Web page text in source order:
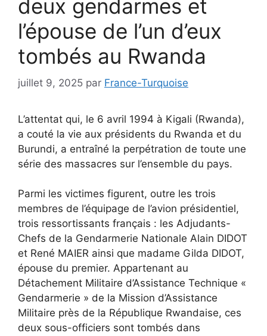
deux gendarmes et
l’épouse de l’un d’eux
tombés au Rwanda
juillet 9, 2025 par France-Turquoise
L’attentat qui, le 6 avril 1994 à Kigali (Rwanda),
a couté la vie aux présidents du Rwanda et du
Burundi, a entraîné la perpétration de toute une
série des massacres sur l’ensemble du pays.
Parmi les victimes figurent, outre les trois
membres de l’équipage de l’avion présidentiel,
trois ressortissants français : les Adjudants-
Chefs de la Gendarmerie Nationale Alain DIDOT
et René MAIER ainsi que madame Gilda DIDOT,
épouse du premier. Appartenant au
Détachement Militaire d’Assistance Technique «
Gendarmerie » de la Mission d’Assistance
Militaire près de la République Rwandaise, ces
deux sous-officiers sont tombés dans